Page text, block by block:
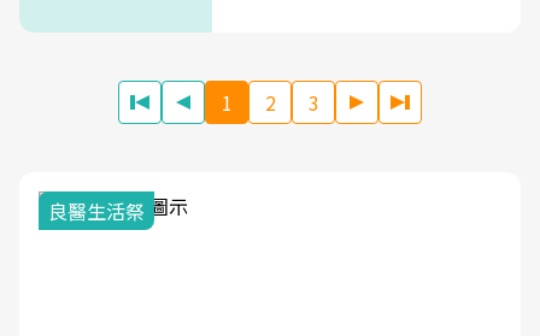
1 2 3
我與健康韌性的距離